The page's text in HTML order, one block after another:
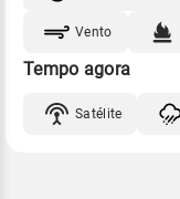
Vento
Tempo agora
Satélite